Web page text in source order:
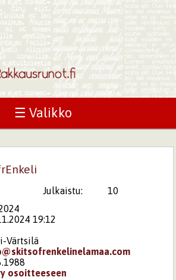
☰ Valikko
Julkaistu:
10
19:12
Värtsilä
osoitteeseen